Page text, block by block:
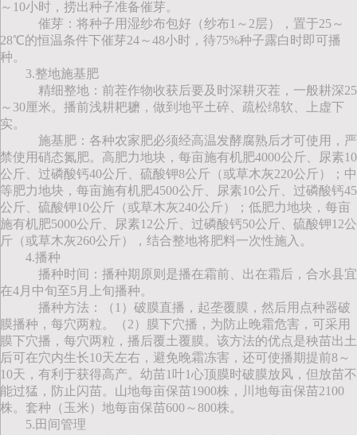
～10小时，捞出种子准备催芽。
催芽：将种子用湿纱布包好（纱布1～2层），置于25～
28℃的恒温条件下催芽24～48小时，待75%种子露白时即可播
种。
3.整地施基肥
精细整地：前茬作物收获后要及时深耕灭茬，一般耕深25
～30厘米。播前浅耕耙耱，做到地平土碎、疏松绵软、上虚下
实。
施基肥：各种农家肥必须经高温发酵腐熟后才可使用，严
禁使用硝态氮肥。高肥力地块，每亩施有机肥4000公斤、尿素10
公斤、过磷酸钙40公斤、硫酸钾8公斤（或草木灰220公斤）；中
等肥力地块，每亩施有机肥4500公斤、尿素10公斤、过磷酸钙45
公斤、硫酸钾10公斤（或草木灰240公斤）；低肥力地块，每亩
施有机肥5000公斤、尿素12公斤、过磷酸钙50公斤、硫酸钾12公
斤（或草木灰260公斤），结合整地将肥料一次性施入。
4.播种
播种时间：播种期原则是播在霜前、出在霜后，合水县宜
在4月中旬至5月上旬播种。
播种方法：（1）破膜直播，起垄覆膜，然后用点种器破
膜播种，每穴两粒。（2）膜下穴播，为防止晚霜危害，可采用
膜下穴播，每穴两粒，播后覆土覆膜。该方法的优点是秧苗出土
后可在穴内生长10天左右，避免晚霜冻害，还可使播期提前8～
10天，有利于获得高产。幼苗1叶1心顶膜时破膜放风，但放苗不
能过猛，防止闪苗。山地每亩保苗1900株，川地每亩保苗2100
株。套种（玉米）地每亩保苗600～800株。
5.田间管理